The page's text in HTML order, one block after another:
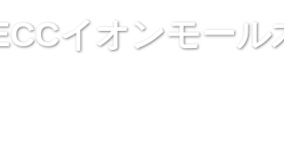
イオンモー